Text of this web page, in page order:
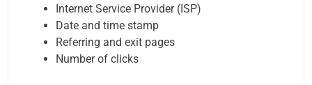
Internet Service Provider (ISP)
Date and time stamp
Referring and exit pages
Number of clicks